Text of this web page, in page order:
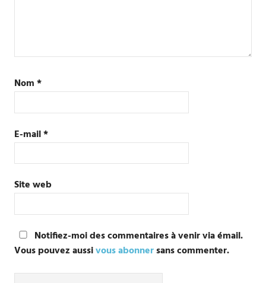
Nom*
E-mail*
Site web
Notifiez-moi des commentaires à venir via émail.
Vous pouvez aussivous abonnersans commenter.